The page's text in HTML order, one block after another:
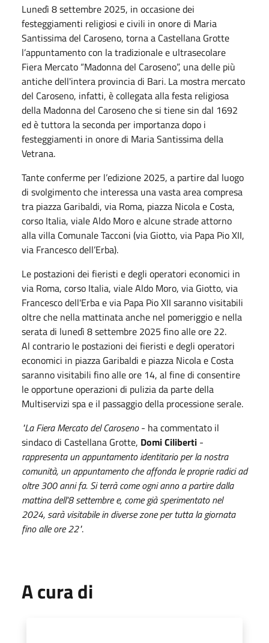
Lunedì 8 settembre 2025, in occasione dei
festeggiamenti religiosi e civili in onore di Maria
Santissima del Caroseno, torna a Castellana Grotte
l’appuntamento con la tradizionale e ultrasecolare
Fiera Mercato “Madonna del Caroseno”, una delle più
antiche dell'intera provincia di Bari. La mostra mercato
del Caroseno, infatti, è collegata alla festa religiosa
della Madonna del Caroseno che si tiene sin dal 1692
ed è tuttora la seconda per importanza dopo i
festeggiamenti in onore di Maria Santissima della
Vetrana.
Tante conferme per l’edizione 2025, a partire dal luogo
di svolgimento che interessa una vasta area compresa
tra piazza Garibaldi, via Roma, piazza Nicola e Costa,
corso Italia, viale Aldo Moro e alcune strade attorno
alla villa Comunale Tacconi (via Giotto, via Papa Pio XII,
via Francesco dell’Erba).
Le postazioni dei fieristi e degli operatori economici in
via Roma, corso Italia, viale Aldo Moro, via Giotto, via
Francesco dell'Erba e via Papa Pio XII saranno visitabili
oltre che nella mattinata anche nel pomeriggio e nella
serata di lunedì 8 settembre 2025 fino alle ore 22.
Al contrario le postazioni dei fieristi e degli operatori
economici in piazza Garibaldi e piazza Nicola e Costa
saranno visitabili fino alle ore 14, al fine di consentire
le opportune operazioni di pulizia da parte della
Multiservizi spa e il passaggio della processione serale.
"La Fiera Mercato del Caroseno- ha commentato il
sindaco di Castellana Grotte, Domi Ciliberti -
rappresenta un appuntamento identitario per la nostra
comunità, un appuntamento che affonda le proprie radici ad
oltre 300 anni fa. Si terrà come ogni anno a partire dalla
mattina dell'8 settembre e, come già sperimentato nel
2024, sarà visitabile in diverse zone per tutta la giornata
fino alle ore 22".
A cura di